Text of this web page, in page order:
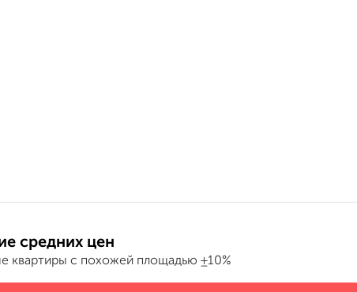
средних цен
квартиры с похожей площадью ±10%